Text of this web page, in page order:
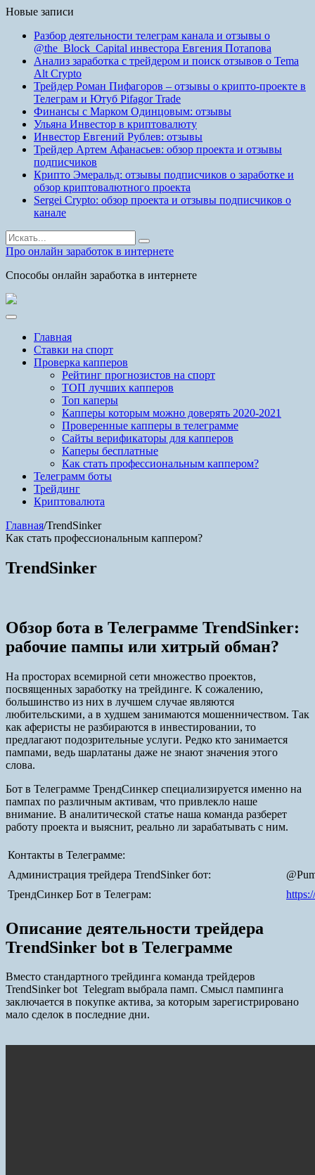
Новые записи
Разбор деятельности телеграм канала и отзывы о
@the_Block_Capital инвестора Евгения Потапова
Анализ заработка с трейдером и поиск отзывов о Tema
Alt Crypto
Трейдер Роман Пифагоров – отзывы о крипто-проекте в
Телеграм и Ютуб Pifagor Trade
Финансы с Марком Одинцовым: отзывы
Ульяна Инвестор в криптовалюту
Инвестор Евгений Рублев: отзывы
Трейдер Артем Афанасьев: обзор проекта и отзывы
подписчиков
Крипто Эмеральд: отзывы подписчиков о заработке и
обзор криптовалютного проекта
Sergei Crypto: обзор проекта и отзывы подписчиков о
канале
Найти:
Про онлайн заработок в интернете
Способы онлайн заработка в интернете
Главная
Ставки на спорт
Проверка капперов
Рейтинг прогнозистов на спорт
ТОП лучших капперов
Топ каперы
Капперы которым можно доверять 2020-2021
Проверенные капперы в телеграмме
Сайты верификаторы для капперов
Каперы бесплатные
Как стать профессиональным каппером?
Телеграмм боты
Трейдинг
Криптовалюта
Главная/TrendSinker
Как стать профессиональным каппером?
TrendSinker
Обзор бота в Телеграмме TrendSinker:
рабочие пампы или хитрый обман?
На просторах всемирной сети множество проектов,
посвященных заработку на трейдинге. К сожалению,
большинство из них в лучшем случае являются
любительскими, а в худшем занимаются мошенничеством. Так
как аферисты не разбираются в инвестировании, то
предлагают подозрительные услуги. Редко кто занимается
пампами, ведь шарлатаны даже не знают значения этого
слова.
Бот в Телеграмме ТрендСинкер специализируется именно на
пампах по различным активам, что привлекло наше
внимание. В аналитической статье наша команда разберет
работу проекта и выяснит, реально ли зарабатывать с ним.
Контакты в Телеграмме:
Администрация трейдера TrendSinker бот:
ТрендСинкер Бот в Телеграм:
Описание деятельности трейдера
TrendSinker bot в Телеграмме
Вместо стандартного трейдинга команда трейдеров
TrendSinker bot Telegram выбрала памп. Смысл пампинга
заключается в покупке актива, за которым зарегистрировано
мало сделок в последние дни.